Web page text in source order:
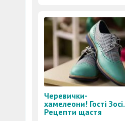
Черевички-
хамелеони! Гості Зосі.
Рецепти щастя